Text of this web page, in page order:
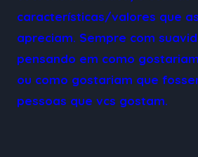
características/valores que
apreciam. Sempre com
pensando em como
ou como gostariam que
pessoas que vcs gostam.